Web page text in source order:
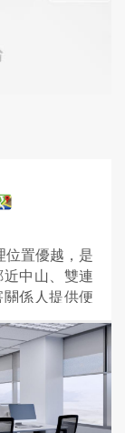
位置優越，是
中山、雙連
係人提供便
，並聚集各類
會。靈活的辦
公區域，非常
業廊帶的企